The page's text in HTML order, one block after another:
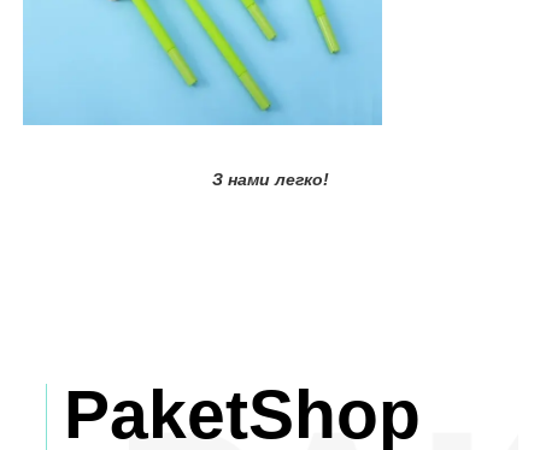
З нами легко!
PaketShop